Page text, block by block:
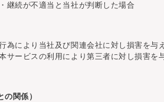
継続が不適当と当社が判断した場合
為により当社及び関連会社に対し損害を
サービスの利用により第三者に対し損害
関係）